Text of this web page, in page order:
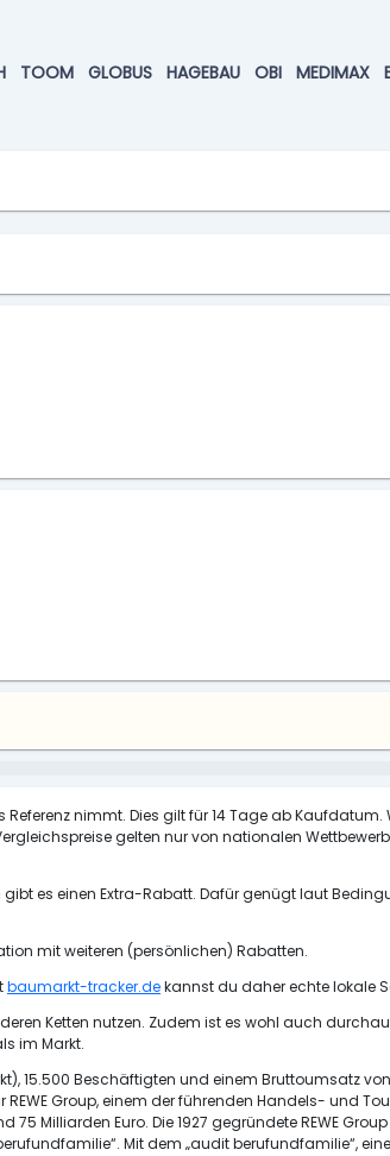
TOOM GLOBUS HAGEBAU OBI MEDIMAX
nimmt. Dies gilt für 14 Tage ab Kaufdatum.
gelten nur von nationalen
es einen Extra-Rabatt. Dafür genügt laut
mit weiteren (persönlichen) Rabatten.
baumarkt-tracker.dekannst du daher echte lokale
Ketten nutzen. Zudem ist es wohl auch
im Markt.
15.500 Beschäftigten und einem Bruttoumsatz
Group, einem der führenden Handels- und
Milliarden Euro. Die 1927 gegründete REWE
Mit dem „audit berufundfamilie“,